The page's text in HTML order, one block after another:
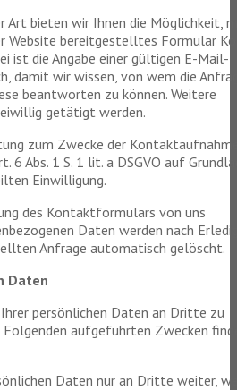
Art bieten wir Ihnen die Möglichkeit,
Website bereitgestelltes Formular
ist die Angabe einer gültigen E-Mail-
damit wir wissen, von wem die
beantworten zu können. Weitere
getätigt werden.
zum Zwecke der
6 Abs. 1 S. 1 lit. a DSGVO auf
Einwilligung.
des Kontaktformulars von uns
Daten werden nach
Anfrage automatisch gelöscht.
Daten
persönlichen Daten an Dritte zu
Folgenden aufgeführten Zwecken
Daten nur an Dritte weiter,